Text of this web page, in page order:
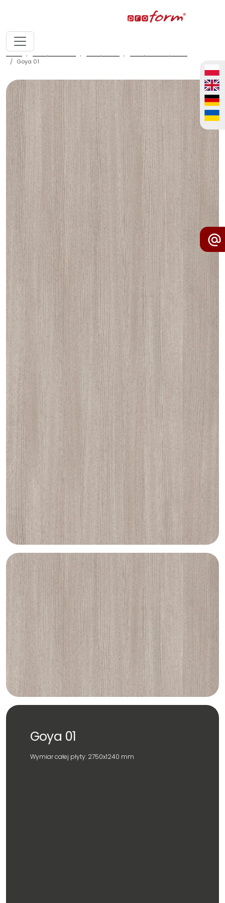
home fronty meblowe
Goya 01
Goya 01
Wymiar całej płyty: 2750x1240 mm